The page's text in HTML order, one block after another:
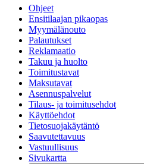
Ohjeet
Ensitilaajan pikaopas
Myymälänouto
Palautukset
Reklamaatio
Takuu ja huolto
Toimitustavat
Maksutavat
Asennuspalvelut
Tilaus- ja toimitusehdot
Käyttöehdot
Tietosuojakäytäntö
Saavutettavuus
Vastuullisuus
Sivukartta